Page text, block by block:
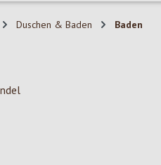
Duschen & Baden Baden